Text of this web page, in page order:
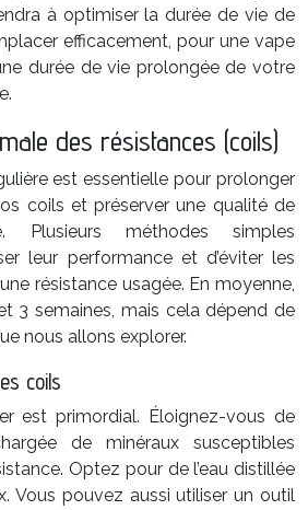
à optimiser la durée de vie de
efficacement, pour une vape
durée de vie prolongée de votre
des résistances (coils)
est essentielle pour prolonger
coils et préserver une qualité de
Plusieurs méthodes simples
leur performance et d’éviter les
résistance usagée. En moyenne,
3 semaines, mais cela dépend de
nous allons explorer.
coils
est primordial. Éloignez-vous de
de minéraux susceptibles
Optez pour de l’eau distillée
Vous pouvez aussi utiliser un outil